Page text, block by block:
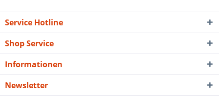
Service Hotline
Shop Service
Informationen
Newsletter